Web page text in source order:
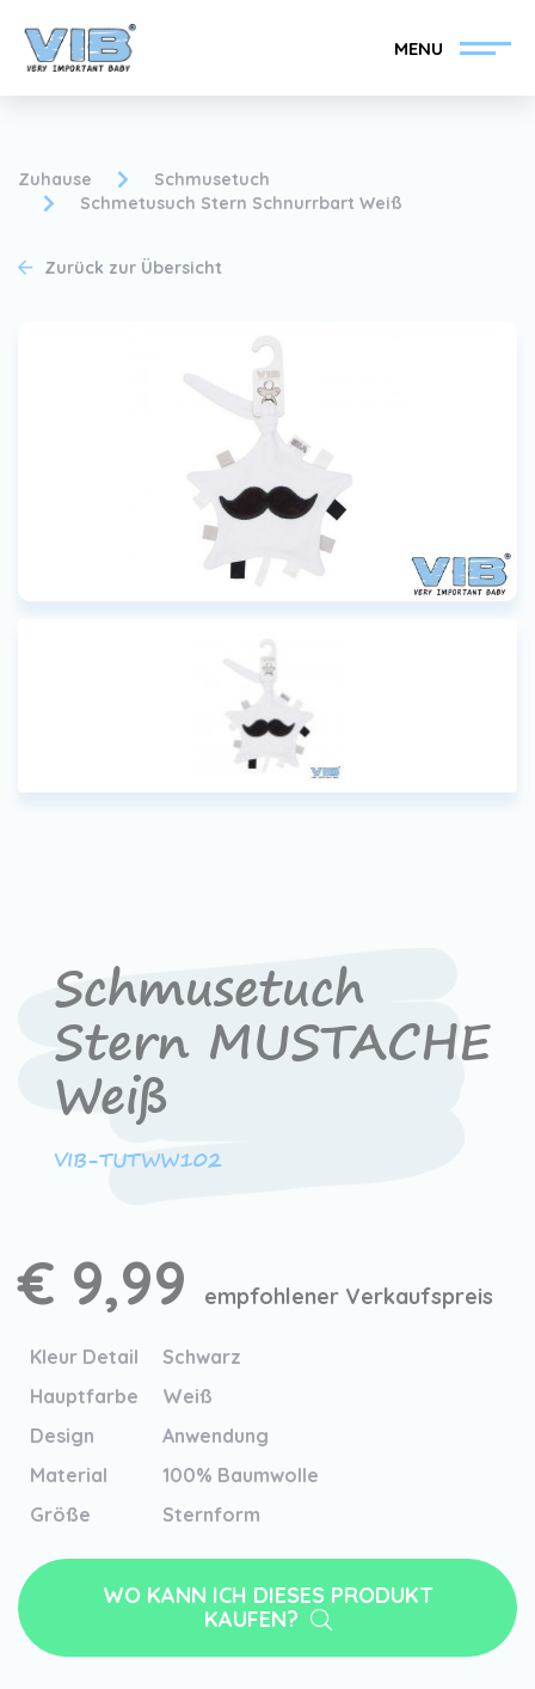
MENU
VIB®-Händler werden
Händler
VIB®-Händler werden
Zuhause
Schmusetuch
Schmetusuch Stern Schnurrbart Weiß
Zurück zur Übersicht
Schmusetuch
Stern MUSTACHE
Weiß
VIB-TUTWW102
€ 9,99 empfohlener Verkaufspreis
Kleur Detail
Schwarz
Hauptfarbe
Weiß
Design
Anwendung
Material
100% Baumwolle
Größe
Sternform
WO KANN ICH DIESES PRODUKT
KAUFEN?